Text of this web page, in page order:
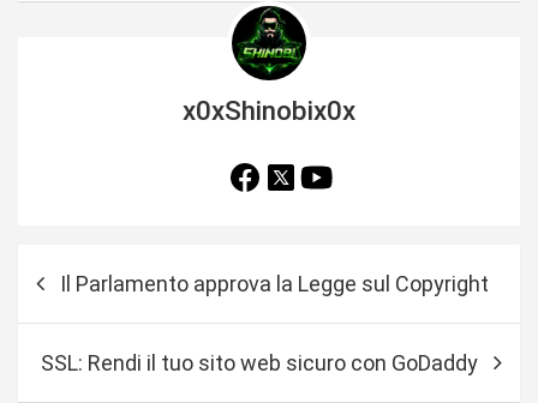
x0xShinobix0x
Il Parlamento approva la Legge sul Copyright
SSL: Rendi il tuo sito web sicuro con GoDaddy